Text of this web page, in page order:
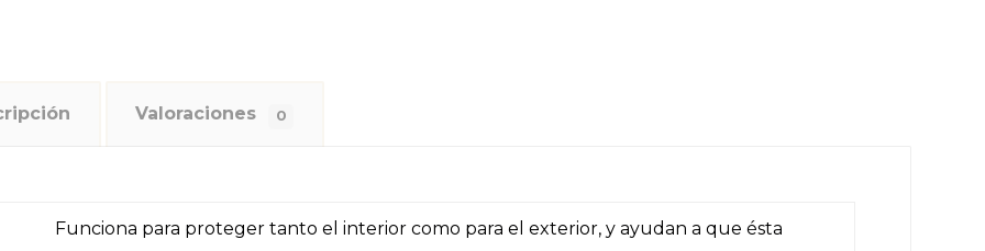
Valoraciones 0
Funciona para proteger tanto el interior como para el exterior, y ayudan a que ésta